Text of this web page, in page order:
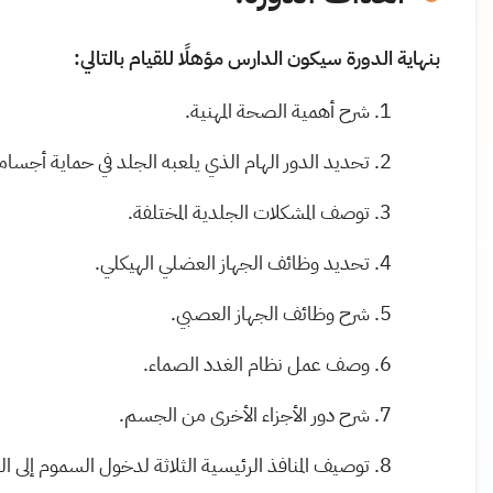
بنهاية الدورة سيكون الدارس مؤهلًا للقيام بالتالي:
شرح أهمية الصحة المهنية.
تحديد الدور الهام الذي يلعبه الجلد في حماية
توصف المشكلات الجلدية المختلفة.
تحديد وظائف الجهاز العضلي الهيكلي.
شرح وظائف الجهاز العصبي.
وصف عمل نظام الغدد الصماء.
شرح دور الأجزاء الأخرى من الجسم.
توصيف المنافذ الرئيسية الثلاثة لدخول السموم